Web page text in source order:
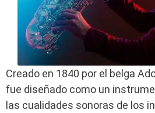
Creado en 1840 por el belga
fue diseñado como un
las cualidades sonoras de los